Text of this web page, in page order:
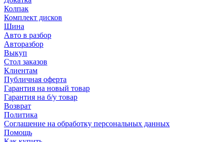
Колпак
Комплект дисков
Шина
Авто в разбор
Авторазбор
Выкуп
Стол заказов
Клиентам
Публичная оферта
Гарантия на новый товар
Гарантия на б/у товар
Возврат
Политика
Соглашение на обработку персональных данных
Помощь